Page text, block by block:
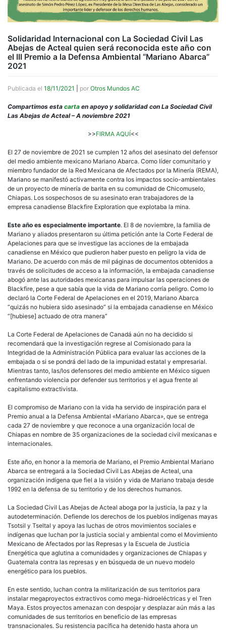
Solidaridad Internacional con La Sociedad Civil Las
Abejas de Acteal quien será reconocida este año con
el III Premio a la Defensa Ambiental “Mariano Abarca”
2021
Publicada el 18/11/2021 por Otros Mundos AC
Compartimos esta carta en apoyo y solidaridad con La Sociedad Civil
Las Abejas de Acteal – A noviembre 2021
>>FIRMA AQUÍ<<
El 27 de noviembre de 2021 se cumplen 12 años del asesinato del defensor
del medio ambiente mexicano Mariano Abarca. Como líder comunitario y
miembro fundador de la Red Mexicana de Afectados por la Minería (REMA),
Mariano se manifestó activamente contra los impactos socio-ambientales
de un proyecto de minería de barita en su comunidad de Chicomuselo,
Chiapas. Los sospechosos de su asesinato eran trabajadores de la
empresa canadiense Blackfire Exploration que explotaba la mina.
Este año es especialmente importante. El 8 de noviembre, la familia de
Mariano y aliados presentaron su última petición ante la Corte Federal de
Apelaciones para que se investigue las acciones de la embajada
canadiense en México que pudieron haber puesto en peligro la vida de
Mariano. De acuerdo con más de mil páginas de documentos obtenidos a
través de solicitudes de acceso a la información, la embajada canadiense
abogó ante las autoridades mexicanas para impulsar las operaciones de
Blackfire, pese a que sabía que la vida de Mariano corría peligro. Como lo
declaró la Corte Federal de Apelaciones en el 2019, Mariano Abarca
“quizás no hubiera sido asesinado” si la embajada canadiense en México
“[hubiese] actuado de otra manera”
La Corte Federal de Apelaciones de Canadá aún no ha decidido si
recomendará que la investigación regrese al Comisionado para la
Integridad de la Administración Pública para evaluar las acciones de la
embajada o si se pondrá del lado de la impunidad estatal y empresarial.
Mientras tanto, las/los defensores del medio ambiente en México siguen
enfrentando violencia por defender sus territorios y el agua frente al
capitalismo extractivista.
El compromiso de Mariano con la vida ha servido de inspiración para el
Premio anual a la Defensa Ambiental «Mariano Abarca», que se entrega
cada 27 de noviembre y que reconoce a una organización local de
Chiapas en nombre de 35 organizaciones de la sociedad civil mexicanas e
internacionales.
Este año, en honor a la memoria de Mariano, el Premio Ambiental Mariano
Abarca se entregará a la Sociedad Civil Las Abejas de Acteal, una
organización indígena que fiel a la visión y vida de Mariano trabaja desde
1992 en la defensa de su territorio y de los derechos humanos.
La Sociedad Civil Las Abejas de Acteal aboga por la justicia, la paz y la
autodeterminación. Defiende los derechos de los pueblos indígenas mayas
Tsotsil y Tseltal y apoya las luchas de otros movimientos sociales e
indígenas que luchan por la justicia social y ambiental como el Movimiento
Mexicano de Afectados por las Represas y la Escuela de Justicia
Energética que aglutina a comunidades y organizaciones de Chiapas y
Guatemala contra las represas y en búsqueda de un nuevo modelo
energético para los pueblos.
En este sentido, luchan contra la militarización de sus territorios para
instalar megaproyectos extractivos como mega-hidroeléctricas y el Tren
Maya. Estos proyectos amenazan con despojar y desplazar aún más a las
comunidades de sus territorios en beneficio de las empresas
transnacionales. Su resistencia pacífica ha detenido hasta ahora un